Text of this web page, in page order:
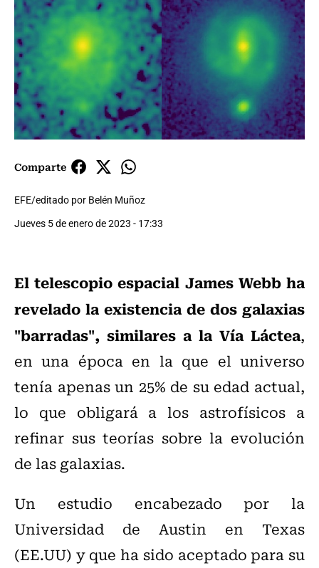
Comparte
EFE/editado por Belén Muñoz
Jueves 5 de enero de 2023 - 17:33
El telescopio espacial James Webb ha
revelado la existencia de dos galaxias
"barradas", similares a la Vía Láctea,
en una época en la que el universo
tenía apenas un 25% de su edad actual,
lo que obligará a los astrofísicos a
refinar sus teorías sobre la evolución
de las galaxias.
Un estudio encabezado por la
Universidad de Austin en Texas
(EE.UU) y que ha sido aceptado para su